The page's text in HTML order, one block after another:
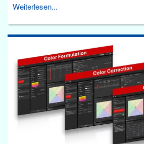
Weiterlesen...